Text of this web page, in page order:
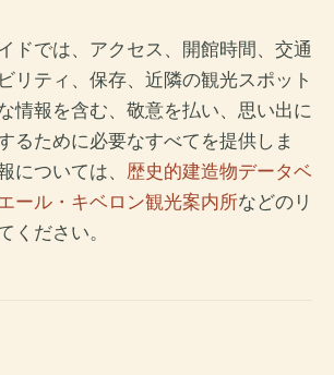
ドでは、アクセス、開館時間、交通
リティ、保存、近隣の観光スポット
情報を含む、敬意を払い、思い出に
るために必要なすべてを提供しま
については、 歴史的建造物データベ
ール・キベロン観光案内所などのリ
ください。